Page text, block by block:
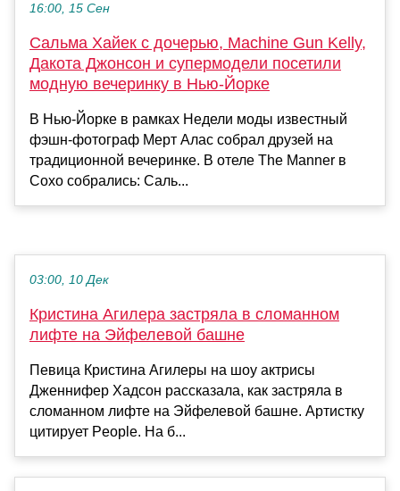
16:00, 15 Сен
Сальма Хайек с дочерью, Machine Gun Kelly,
Дакота Джонсон и супермодели посетили
модную вечеринку в Нью-Йорке
В Нью-Йорке в рамках Недели моды известный
фэшн-фотограф Мерт Алас собрал друзей на
традиционной вечеринке. В отеле The Manner в
Сохо собрались: Саль...
03:00, 10 Дек
Кристина Агилера застряла в сломанном
лифте на Эйфелевой башне
Певица Кристина Агилеры на шоу актрисы
Дженнифер Хадсон рассказала, как застряла в
сломанном лифте на Эйфелевой башне. Артистку
цитирует People. На б...